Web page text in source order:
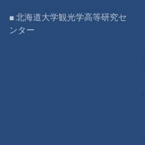
■ 北海道大学観光学高等研究セ
ンター